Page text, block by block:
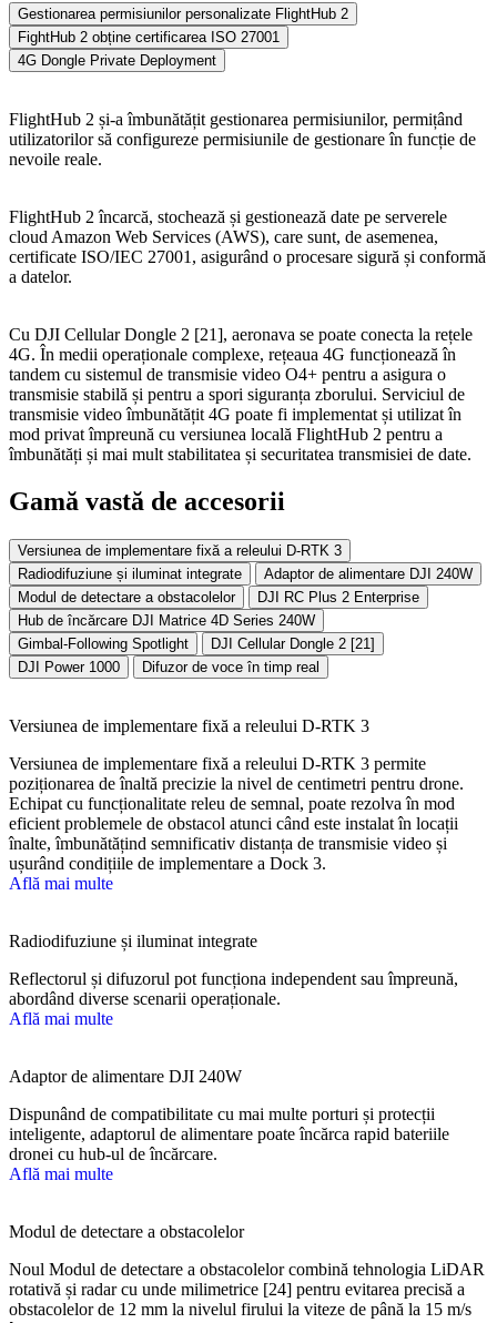
Gestionarea permisiunilor personalizate FlightHub 2
FightHub 2 obține certificarea ISO 27001
4G Dongle Private Deployment
FlightHub 2 și-a îmbunătățit gestionarea permisiunilor, permițând
utilizatorilor să configureze permisiunile de gestionare în funcție de
nevoile reale.
FlightHub 2 încarcă, stochează și gestionează date pe serverele
cloud Amazon Web Services (AWS), care sunt, de asemenea,
certificate ISO/IEC 27001, asigurând o procesare sigură și conformă
a datelor.
Cu DJI Cellular Dongle 2 [21], aeronava se poate conecta la rețele
4G. În medii operaționale complexe, rețeaua 4G funcționează în
tandem cu sistemul de transmisie video O4+ pentru a asigura o
transmisie stabilă și pentru a spori siguranța zborului. Serviciul de
transmisie video îmbunătățit 4G poate fi implementat și utilizat în
mod privat împreună cu versiunea locală FlightHub 2 pentru a
îmbunătăți și mai mult stabilitatea și securitatea transmisiei de date.
Gamă vastă de accesorii
Versiunea de implementare fixă ​​a releului D-RTK 3
Radiodifuziune și iluminat integrate
Adaptor de alimentare DJI 240W
Modul de detectare a obstacolelor
DJI RC Plus 2 Enterprise
Hub de încărcare DJI Matrice 4D Series 240W
Gimbal-Following Spotlight
DJI Cellular Dongle 2 [21]
DJI Power 1000
Difuzor de voce în timp real
Versiunea de implementare fixă ​​a releului D-RTK 3
Versiunea de implementare fixă ​​a releului D-RTK 3 permite
poziționarea de înaltă precizie la nivel de centimetri pentru drone.
Echipat cu funcționalitate releu de semnal, poate rezolva în mod
eficient problemele de obstacol atunci când este instalat în locații
înalte, îmbunătățind semnificativ distanța de transmisie video și
ușurând condițiile de implementare a Dock 3.
Află mai multe
Radiodifuziune și iluminat integrate
Reflectorul și difuzorul pot funcționa independent sau împreună,
abordând diverse scenarii operaționale.
Află mai multe
Adaptor de alimentare DJI 240W
Dispunând de compatibilitate cu mai multe porturi și protecții
inteligente, adaptorul de alimentare poate încărca rapid bateriile
dronei cu hub-ul de încărcare.
Află mai multe
Modul de detectare a obstacolelor
Noul Modul de detectare a obstacolelor combină tehnologia LiDAR
rotativă și radar cu unde milimetrice [24] pentru evitarea precisă a
obstacolelor de 12 mm la nivelul firului la viteze de până la 15 m/s